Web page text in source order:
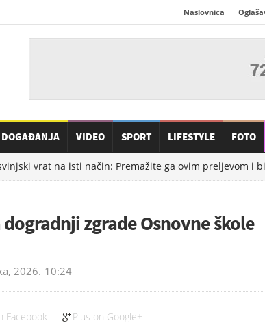
Naslovnica
DOGAĐANJA VIDEO SPORT LIFESTYLE FOTO
vrat na isti način: Premažite ga ovim preljevom i
zgrade Osnovne škole
2026. 10:24
Facebook Plus on Google+